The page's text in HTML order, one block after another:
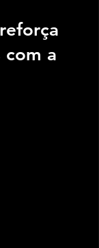
com a
estrelas.